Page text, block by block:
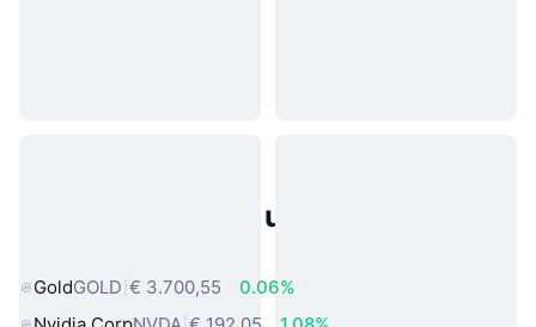
Populaire activa uit de echte
GoldGOLD € 3.700,55
0.06%